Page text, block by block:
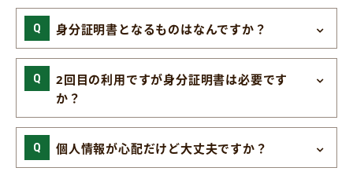
身分証明書となるものはなんですか？
2回目の利用ですが身分証明書は必要です
か？
個人情報が心配だけど大丈夫ですか？